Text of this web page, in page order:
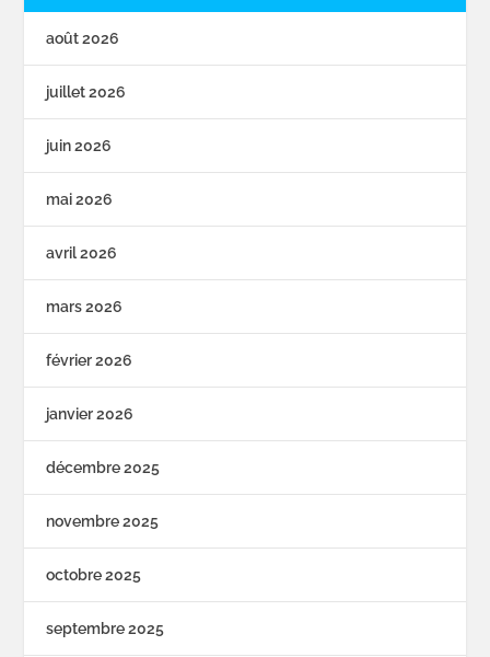
août 2026
juillet 2026
juin 2026
mai 2026
avril 2026
mars 2026
février 2026
janvier 2026
décembre 2025
novembre 2025
octobre 2025
septembre 2025